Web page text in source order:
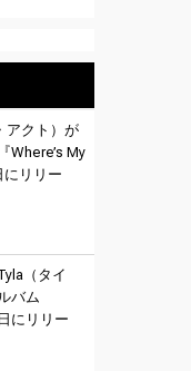
アクト）が
Where’s My
にリリー
（タイ
バム
にリリー